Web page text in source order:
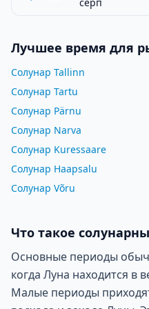
Лучшее время для
Солунар Tallinn
Солунар Tartu
Солунар Pärnu
Солунар Narva
Солунар Kuressaare
Солунар Haapsalu
Солунар Võru
Что такое
Основные периоды
когда Луна находится в
Малые периоды